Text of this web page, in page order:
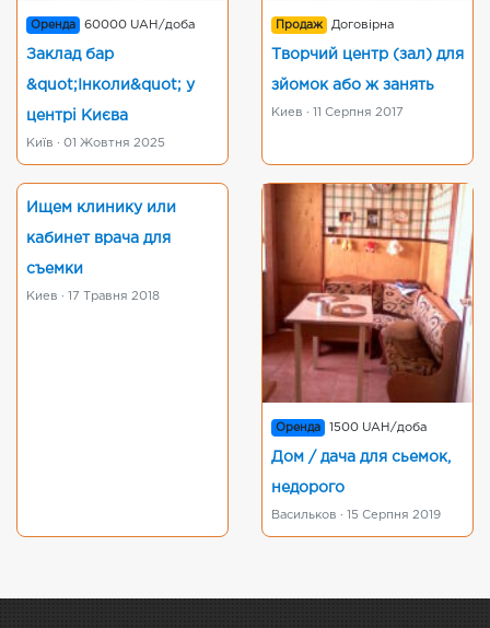
Оренда 60000 UAH/доба
Заклад бар
&quot;Інколи&quot; у
центрі Києва
Київ · 01 Жовтня 2025
Продаж Договірна
Творчий центр (зал) для
зйомок або ж занять
Киев · 11 Серпня 2017
Ищем клинику или
кабинет врача для
съемки
Киев · 17 Травня 2018
Оренда 1500 UAH/доба
Дом / дача для сьемок,
недорого
Васильков · 15 Серпня 2019